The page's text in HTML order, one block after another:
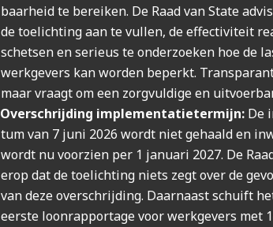
baar­heid te berei­ken. De Raad van Sta­te
de toe­lich­ting aan te vul­len, de effec­ti­vi­teit
schet­sen en seri­eus te onder­zoe­ken hoe de
werk­ge­vers kan wor­den beperkt.
maar vraagt om een zorg­vul­di­ge en
Over­schrij­ding imple­men­ta­tie­ter­mijn: De
tum van 7 juni 2026 wordt niet gehaald en
wordt nu voor­zien per 1 janu­a­ri 2027. De
erop dat de toe­lich­ting niets zegt over de
van deze over­schrij­ding. Daar­naast schuift
eer­ste loon­rap­por­ta­ge voor werk­ge­vers met